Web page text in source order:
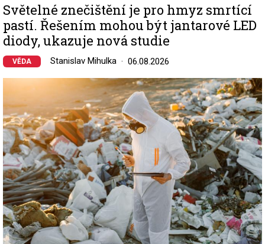
Světelné znečištění je pro hmyz smrtící
pastí. Řešením mohou být jantarové LED
diody, ukazuje nová studie
VĚDA Stanislav Mihulka 06.08.2026
Image